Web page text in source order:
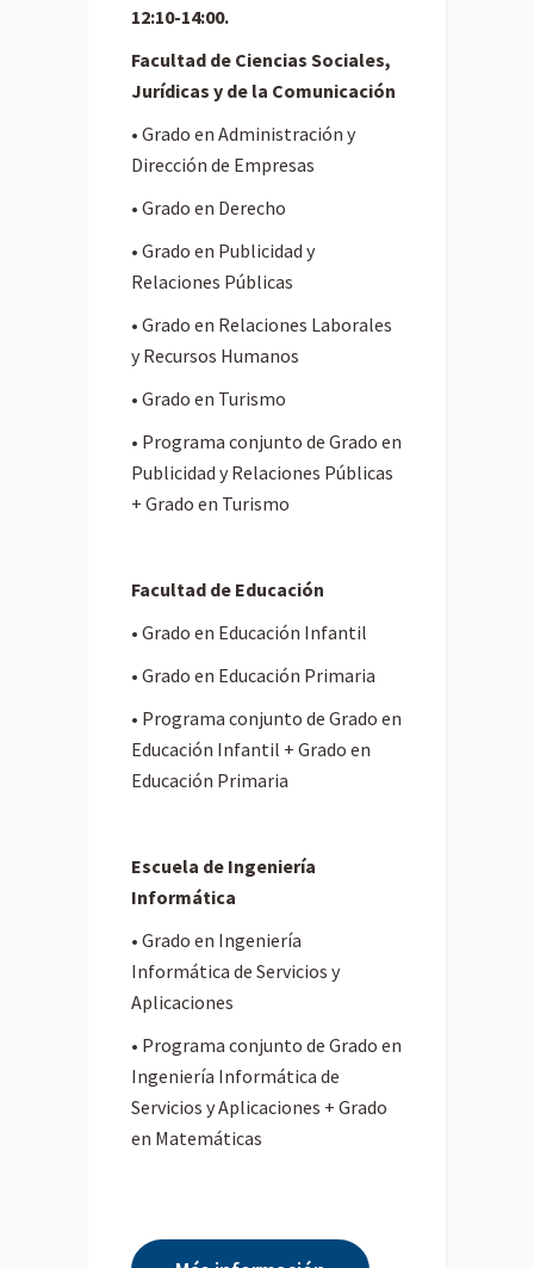
12:10-14:00.
Facultad de Ciencias Sociales,
Jurídicas y de la Comunicación
• Grado en Administración y
Dirección de Empresas
• Grado en Derecho
• Grado en Publicidad y
Relaciones Públicas
• Grado en Relaciones Laborales
y Recursos Humanos
• Grado en Turismo
• Programa conjunto de Grado en
Publicidad y Relaciones Públicas
+ Grado en Turismo
Facultad de Educación
• Grado en Educación Infantil
• Grado en Educación Primaria
• Programa conjunto de Grado en
Educación Infantil + Grado en
Educación Primaria
Escuela de Ingeniería
Informática
• Grado en Ingeniería
Informática de Servicios y
Aplicaciones
• Programa conjunto de Grado en
Ingeniería Informática de
Servicios y Aplicaciones + Grado
en Matemáticas